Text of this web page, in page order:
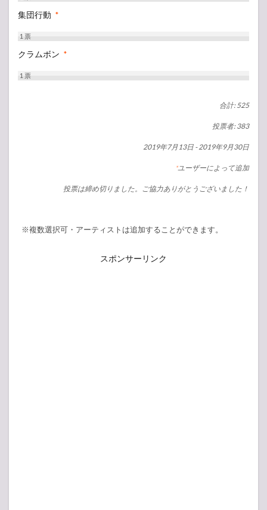
集団行動 *
1票
クラムボン *
1票
合計: 525
投票者: 383
2019年7月13日 -2019年9月30日
*ユーザーによって追加
投票は締め切りました。ご協力ありがとうございました！
※複数選択可・アーティストは追加することができます。
スポンサーリンク